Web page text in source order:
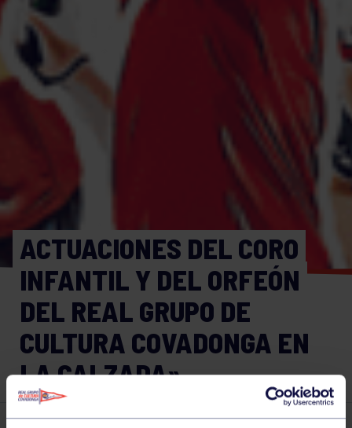
ACTUACIONES DEL CORO
INFANTIL Y DEL ORFEÓN
DEL REAL GRUPO DE
CULTURA COVADONGA EN
LA CALZADA»